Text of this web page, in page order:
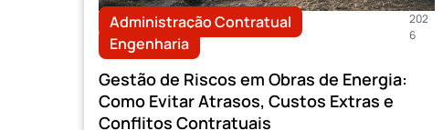
Administração Contratual
Engenharia
202
6
Gestão de Riscos em Obras de Energia:
Como Evitar Atrasos, Custos Extras e
Conflitos Contratuais